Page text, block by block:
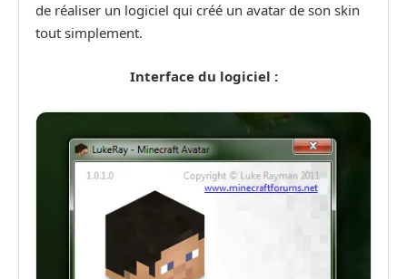
de réaliser un logiciel qui créé un avatar de son skin
tout simplement.
Interface du logiciel :